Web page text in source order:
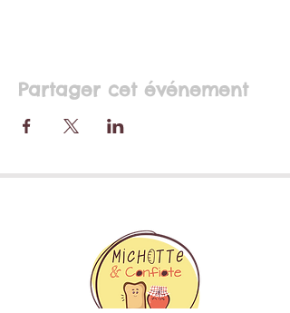
Partager cet événement